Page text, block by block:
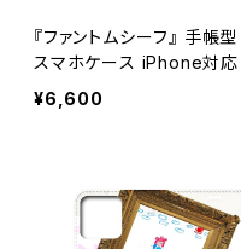
『ファントムシーフ』 手帳型
スマホケース iPhone対応
¥6,600